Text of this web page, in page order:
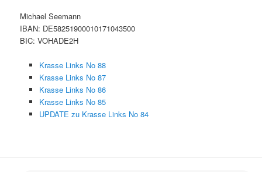
Michael Seemann
IBAN: DE58251900010171043500
BIC: VOHADE2H
Krasse Links No 88
Krasse Links No 87
Krasse Links No 86
Krasse Links No 85
UPDATE zu Krasse Links No 84